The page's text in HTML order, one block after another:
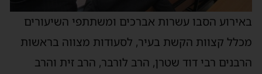
באירוע הסבו עשרות אברכים ומשתתפי השיעורים
מכלל קצוות הקשת בעיר, לסעודות מצווה בראשות
הרבנים רבי דוד שטרן, הרב לורבר, הרב זית והרב